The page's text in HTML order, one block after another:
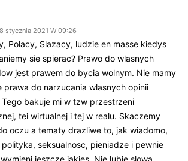
stycznia 2021 W 09:26
Polacy, Slazacy, ludzie en masse kiedys
sie spierac? Prawo do wlasnych
jest prawem do bycia wolnym. Nie mamy
prawa do narzucania wlasnych opinii
Tego bakuje mi w tzw przestrzeni
tei wirtualnej i tej w realu. Skaczemy
oczu a tematy drazliwe to, jak wiadomo,
polityka, seksualnosc, pieniadze i pewnie